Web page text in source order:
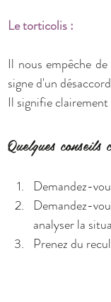
Le torticolis :
Il nous empêche
signe d'un
Il signifie
Quelques
Demandez-
Demandez-
analyser la
Prenez du